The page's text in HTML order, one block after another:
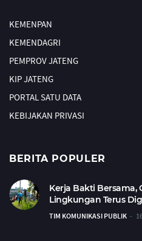
KEMENPAN
KEMENDAGRI
PEMPROV JATENG
KIP JATENG
PORTAL SATU DATA
KEBIJAKAN PRIVASI
BERITA POPULER
Kerja Bakti Bersama,
Lingkungan Terus
TIM KOMUNIKASI PUBLIK